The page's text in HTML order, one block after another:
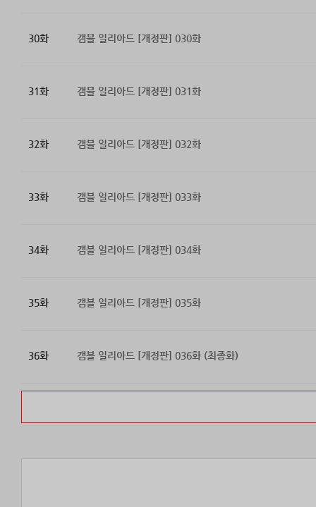
30화 갬블 일리아드 [개정판] 030화
31화 갬블 일리아드 [개정판] 031화
32화 갬블 일리아드 [개정판] 032화
33화 갬블 일리아드 [개정판] 033화
34화 갬블 일리아드 [개정판] 034화
35화 갬블 일리아드 [개정판] 035화
36화 갬블 일리아드 [개정판] 036화 (최종화)